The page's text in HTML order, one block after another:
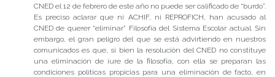
CNED el 12 de febrero de este año no puede ser calificado de “burdo”.
Es preciso aclarar que ni ACHIF, ni REPROFICH, han acusado al
CNED de querer “eliminar” Filosofía del Sistema Escolar actual. Sin
embargo, el gran peligro del que se está advirtiendo en nuestros
comunicados es que, si bien la resolución del CNED no constituye
una eliminación de iure de la filosofía, con ella se preparan las
condiciones políticas propicias para una eliminación de facto, en